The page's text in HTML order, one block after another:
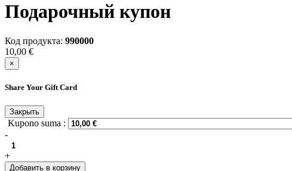
Подарочный купон
Код продукта: 990000
10,00 €
×
Share Your Gift Card
Закрыть
Kupono suma :
-
+
Добавить в корзину